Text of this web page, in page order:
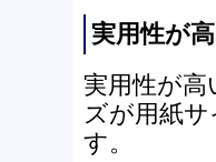
実用性が
実用性が
ズが用紙
す。